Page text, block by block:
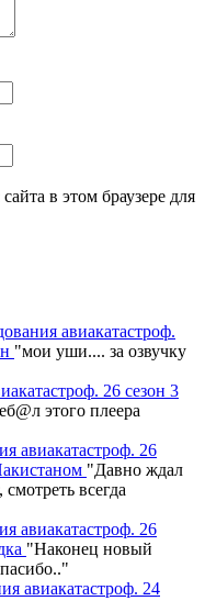
в этом браузере для
авиакатастроф.
"мои уши.... за озвучку
26 сезон 3
этого плеера
авиакатастроф. 26
"Давно ждал
всегда
авиакатастроф. 26
"Наконец новый
.."
авиакатастроф. 24